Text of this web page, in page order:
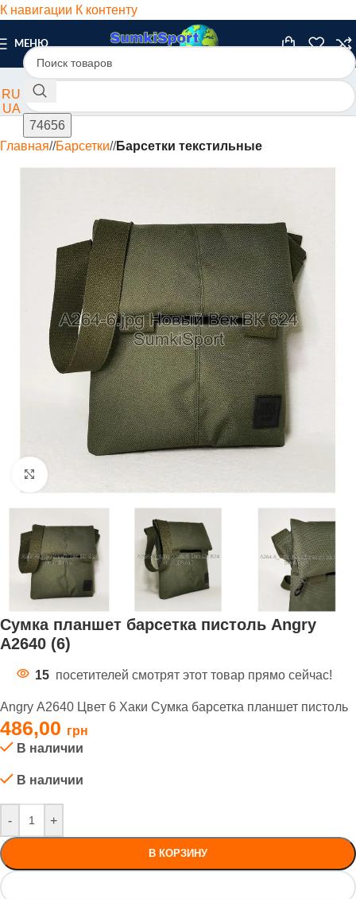
К навигации К контенту
МЕНЮ
RU
UA
Главная/ Барсетки/ Барсетки текстильные
Нажмите, чтобы увеличить
Сумка планшет барсетка пистоль Angry
А2640 (6)
15 посетителей смотрят этот товар прямо сейчас!
Angry А2640 Цвет 6 Хаки Сумка барсетка планшет пистоль
486,00
В наличии
В наличии
- +
В КОРЗИНУ